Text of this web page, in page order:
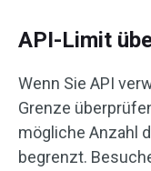
API-Limit
Wenn Sie API
Grenze
mögliche Anzahl
begrenzt.